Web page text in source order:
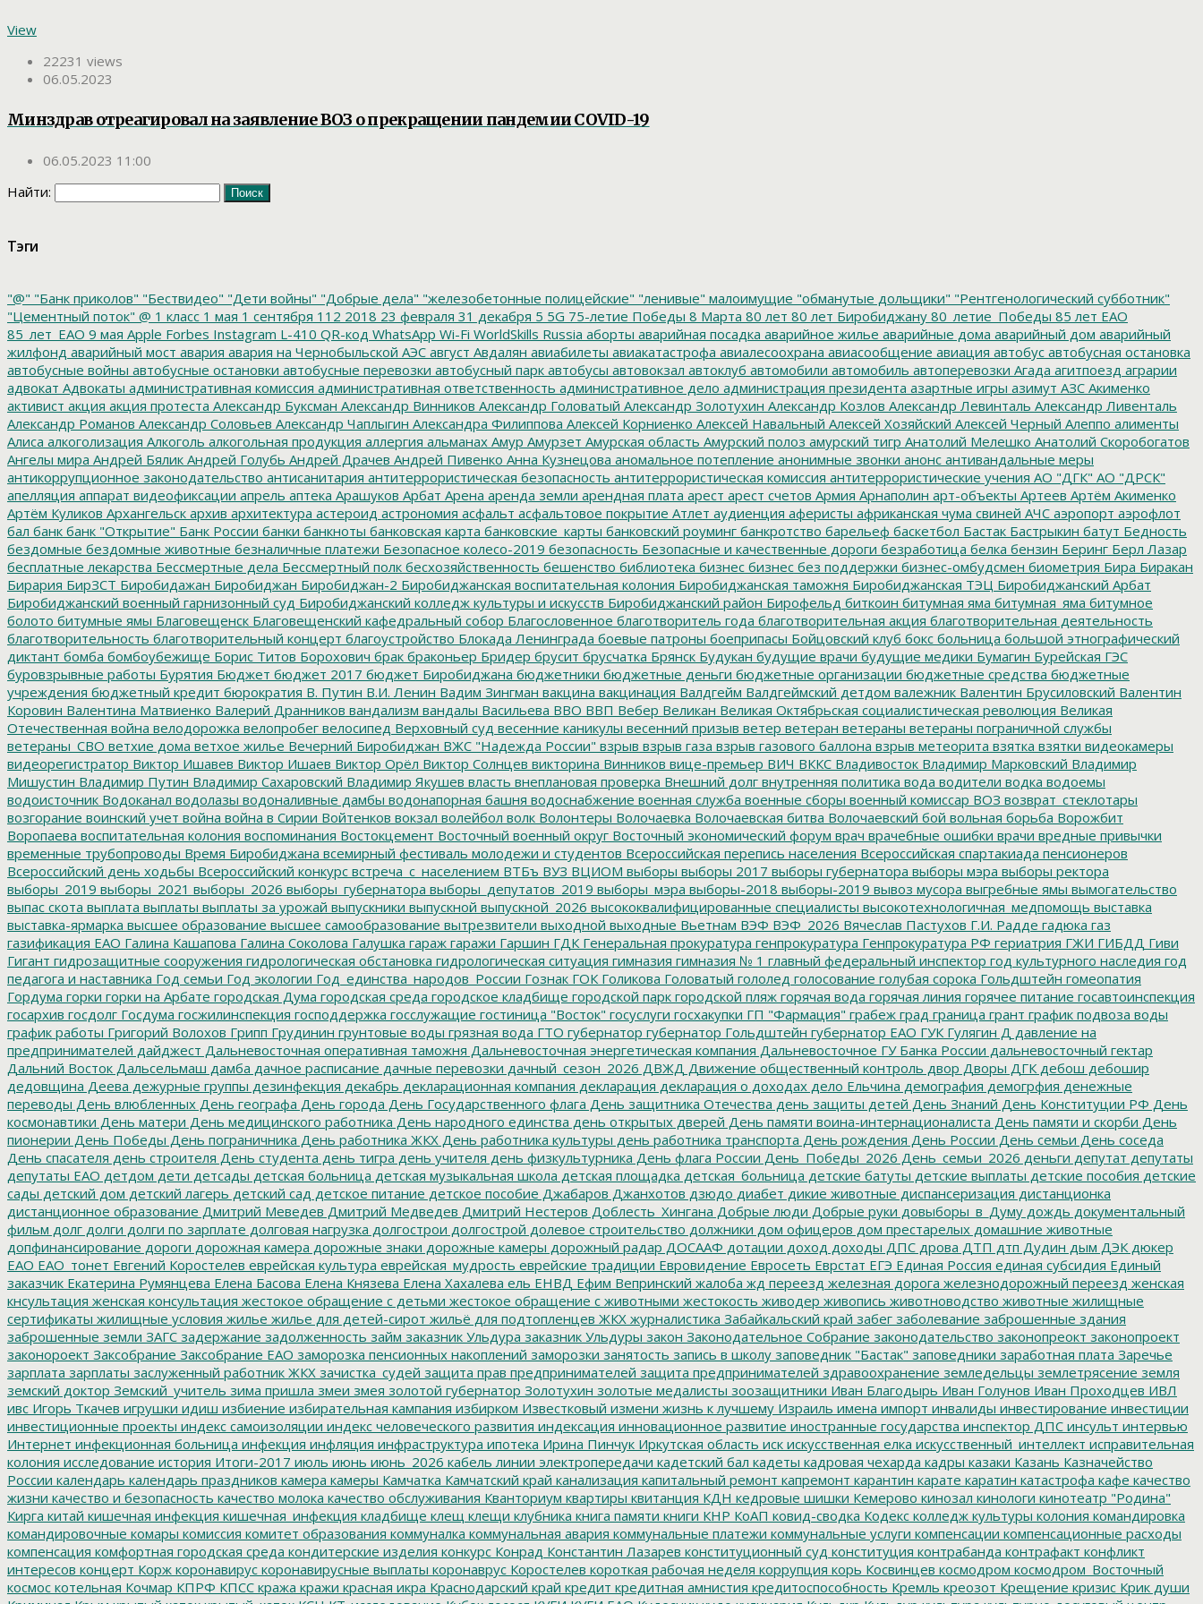
View
22231 views
06.05.2023
Минздрав отреагировал на заявление ВОЗ о прекращении пандемии COVID-19
06.05.2023 11:00
Найти:
Тэги
"@" "Банк приколов" "Бествидео" "Дети войны" "Добрые дела" "железобетонные полицейские" "ленивые" малоимущие "обманутые дольщики" "Рентгенологический субботник"
"Цементный поток" @ 1 класс 1 мая 1 сентября 112 2018 23 февраля 31 декабря 5 5G 75-летие Победы 8 Марта 80 лет 80 лет Биробиджану 80_летие_Победы 85 лет ЕАО
85_лет_ЕАО 9 мая Apple Forbes Instagram L-410 QR-код WhatsApp Wi-Fi WorldSkills Russia аборты аварийная посадка аварийное жилье аварийные дома аварийный дом аварийный
жилфонд аварийный мост авария авария на Чернобыльской АЭС август Авдалян авиабилеты авиакатастрофа авиалесоохрана авиасообщение авиация автобус автобусная остановка
автобусные войны автобусные остановки автобусные перевозки автобусный парк автобусы автовокзал автоклуб автомобили автомобиль автоперевозки Агада агитпоезд аграрии
адвокат Адвокаты административная комиссия административная ответственность административное дело администрация президента азартные игры азимут АЗС Акименко
активист акция акция протеста Александр Буксман Александр Винников Александр Головатый Александр Золотухин Александр Козлов Александр Левинталь Александр Ливенталь
Александр Романов Александр Соловьев Александр Чаплыгин Александра Филиппова Алексей Корниенко Алексей Навальный Алексей Хозяйский Алексей Черный Алеппо алименты
Алиса алкоголизация Алкоголь алкогольная продукция аллергия альманах Амур Амурзет Амурская область Амурский полоз амурский тигр Анатолий Мелешко Анатолий Скоробогатов
Ангелы мира Андрей Бялик Андрей Голубь Андрей Драчев Андрей Пивенко Анна Кузнецова аномальное потепление анонимные звонки анонс антивандальные меры
антикоррупционное законодательство антисанитария антитеррористическая безопасность антитеррористическая комиссия антитеррористические учения АО "ДГК" АО "ДРСК"
апелляция аппарат видеофиксации апрель аптека Арашуков Арбат Арена аренда земли арендная плата арест арест счетов Армия Арнаполин арт-объекты Артеев Артём Акименко
Артём Куликов Архангельск архив архитектура астероид астрономия асфальт асфальтовое покрытие Атлет аудиенция аферисты африканская чума свиней АЧС аэропорт аэрофлот
бал банк банк "Открытие" Банк России банки банкноты банковская карта банковские_карты банковский роуминг банкротство барельеф баскетбол Бастак Бастрыкин батут Бедность
бездомные бездомные животные безналичные платежи Безопасное колесо-2019 безопасность Безопасные и качественные дороги безработица белка бензин Беринг Берл Лазар
бесплатные лекарства Бессмертные дела Бессмертный полк бесхозяйственность бешенство библиотека бизнес бизнес без поддержки бизнес-омбудсмен биометрия Бира Биракан
Бирария БирЗСТ Биробидажан Биробиджан Биробиджан-2 Биробиджанская воспитательная колония Биробиджанская таможня Биробиджанская ТЭЦ Биробиджанский Арбат
Биробиджанский военный гарнизонный суд Биробиджанский колледж культуры и искусств Биробиджанский район Бирофельд биткоин битумная яма битумная_яма битумное
болото битумные ямы Благовещенск Благовещенский кафедральный собор Благословенное благотворитель года благотворительная акция благотворительная деятельность
благотворительность благотворительный концерт благоустройство Блокада Ленинграда боевые патроны боеприпасы Бойцовский клуб бокс больница большой этнографический
диктант бомба бомбоубежище Борис Титов Борохович брак браконьер Бридер брусит брусчатка Брянск Будукан будущие врачи будущие медики Бумагин Бурейская ГЭС
буровзрывные работы Бурятия Бюджет бюджет 2017 бюджет Биробиджана бюджетники бюджетные деньги бюджетные организации бюджетные средства бюджетные
учреждения бюджетный кредит бюрократия В. Путин В.И. Ленин Вадим Зингман вакцина вакцинация Валдгейм Валдгеймский детдом валежник Валентин Брусиловский Валентин
Коровин Валентина Матвиенко Валерий Дранников вандализм вандалы Васильева ВВО ВВП Вебер Великан Великая Октябрьская социалистическая революция Великая
Отечественная война велодорожка велопробег велосипед Верховный суд весенние каникулы весенний призыв ветер ветеран ветераны ветераны пограничной службы
ветераны_СВО ветхие дома ветхое жилье Вечерний Биробиджан ВЖС "Надежда России" взрыв взрыв газа взрыв газового баллона взрыв метеорита взятка взятки видеокамеры
видеорегистратор Виктор Ишавев Виктор Ишаев Виктор Орёл Виктор Солнцев викторина Винников вице-премьер ВИЧ ВККС Владивосток Владимир Марковский Владимир
Мишустин Владимир Путин Владимир Сахаровский Владимир Якушев власть внеплановая проверка Внешний долг внутренняя политика вода водители водка водоемы
водоисточник Водоканал водолазы водоналивные дамбы водонапорная башня водоснабжение военная служба военные сборы военный комиссар ВОЗ возврат_стеклотары
возгорание воинский учет война война в Сирии Войтенков вокзал волейбол волк Волонтеры Волочаевка Волочаевская битва Волочаевский бой вольная борьба Ворожбит
Воропаева воспитательная колония воспоминания Востокцемент Восточный военный округ Восточный экономический форум врач врачебные ошибки врачи вредные привычки
временные трубопроводы Время Биробиджана всемирный фестиваль молодежи и студентов Всероссийская перепись населения Всероссийская спартакиада пенсионеров
Всероссийский день ходьбы Всероссийский конкурс встреча_с_населением ВТБъ ВУЗ ВЦИОМ выборы выборы 2017 выборы губернатора выборы мэра выборы ректора
выборы_2019 выборы_2021 выборы_2026 выборы_губернатора выборы_депутатов_2019 выборы_мэра выборы-2018 выборы-2019 вывоз мусора выгребные ямы вымогательство
выпас скота выплата выплаты выплаты за урожай выпускники выпускной выпускной_2026 высококвалифицированные специалисты высокотехнологичная_медпомощь выставка
выставка-ярмарка высшее образование высшее самообразование вытрезвители выходной выходные Вьетнам ВЭФ ВЭФ_2026 Вячеслав Пастухов Г.И. Радде гадюка газ
газификация ЕАО Галина Кашапова Галина Соколова Галушка гараж гаражи Гаршин ГДК Генеральная прокуратура генпрокуратура Генпрокуратура РФ гериатрия ГЖИ ГИБДД Гиви
Гигант гидрозащитные сооружения гидрологическая обстановка гидрологическая ситуация гимназия гимназия № 1 главный федеральный инспектор год культурного наследия год
педагога и наставника Год семьи Год экологии Год_единства_народов_России Гознак ГОК Голикова Головатый гололед голосование голубая сорока Гольдштейн гомеопатия
Гордума горки горки на Арбате городская Дума городская среда городское кладбище городской парк городской пляж горячая вода горячая линия горячее питание госавтоинспекция
госархив госдолг Госдума госжилинспекция господдержка госслужащие гостиница "Восток" госуслуги госхакупки ГП "Фармация" грабеж град граница грант график подвоза воды
график работы Григорий Волохов Грипп Грудинин грунтовые воды грязная вода ГТО губернатор губернатор Гольдштейн губернатор ЕАО ГУК Гулягин Д давление на
предпринимателей дайджест Дальневосточная оперативная таможня Дальневосточная энергетическая компания Дальневосточное ГУ Банка России дальневосточный гектар
Дальний Восток Дальсельмаш дамба дачное расписание дачные перевозки дачный_сезон_2026 ДВЖД Движение общественный контроль двор Дворы ДГК дебош дебошир
дедовщина Деева дежурные группы дезинфекция декабрь декларационная компания декларация декларация о доходах дело Ельчина демография демогрфия денежные
переводы День влюбленных День географа День города День Государственного флага День защитника Отечества день защиты детей День Знаний День Конституции РФ День
космонавтики День матери День медицинского работника День народного единства день открытых дверей День памяти воина-интернационалиста День памяти и скорби День
пионерии День Победы День пограничника День работника ЖКХ День работника культуры день работника транспорта День рождения День России День семьи День соседа
День спасателя день строителя День студента день тигра день учителя день физкультурника День флага России День_Победы_2026 День_семьи_2026 деньги депутат депутаты
депутаты ЕАО детдом дети детсады детская больница детская музыкальная школа детская площадка детская_больница детские батуты детские выплаты детские пособия детские
сады детский дом детский лагерь детский сад детское питание детское пособие Джабаров Джанхотов дзюдо диабет дикие животные диспансеризация дистанционка
дистанционное образование Дмитрий Меведев Дмитрий Медведев Дмитрий Нестеров Доблесть_Хингана Добрые люди Добрые руки довыборы_в_Думу дождь документальный
фильм долг долги долги по зарплате долговая нагрузка долгострои долгострой долевое строительство должники дом офицеров дом престарелых домашние животные
допфинансирование дороги дорожная камера дорожные знаки дорожные камеры дорожный радар ДОСААФ дотации доход доходы ДПС дрова ДТП дтп Дудин дым ДЭК дюкер
ЕАО ЕАО_тонет Евгений Коростелев еврейская культура еврейская_мудрость еврейские традиции Евровидение Евросеть Еврстат ЕГЭ Единая Россия единая субсидия Единый
заказчик Екатерина Румянцева Елена Басова Елена Князева Елена Хахалева ель ЕНВД Ефим Вепринский жалоба жд переезд железная дорога железнодорожный переезд женская
кнсультация женская консультация жестокое обращение с детьми жестокое обращение с животными жестокость живодер живопись животноводство животные жилищные
сертификаты жилищные условия жилье жилье для детей-сирот жильё для подтопленцев ЖКХ журналистика Забайкальский край забег заболевание заброшенные здания
заброшенные земли ЗАГС задержание задолженность займ заказник Ульдура заказник Ульдуры закон Законодательное Собрание законодательство законопреокт законопроект
законороект Заксобрание Заксобрание ЕАО заморозка пенсионных накоплений заморозки занятость запись в школу заповедник "Бастак" заповедники заработная плата Заречье
зарплата зарплаты заслуженный работник ЖКХ зачистка_судей защита прав предпринимателей защита предпринимателей здравоохранение земледельцы землетрясение земля
земский доктор Земский_учитель зима пришла змеи змея золотой губернатор Золотухин золотые медалисты зоозащитники Иван Благодырь Иван Голунов Иван Проходцев ИВЛ
ивс Игорь Ткачев игрушки идиш избиение избирательная кампания избирком Известковый измени жизнь к лучшему Израиль имена импорт инвалиды инвестирование инвестиции
инвестиционные проекты индекс самоизоляции индекс человеческого развития индексация инновационное развитие иностранные государства инспектор ДПС инсульт интервью
Интернет инфекционная больница инфекция инфляция инфраструктура ипотека Ирина Пинчук Иркутская область иск искусственная елка искусственный_интеллект исправительная
колония исследование история Итоги-2017 июль июнь июнь_2026 кабель линии электропередачи кадетский бал кадеты кадровая чехарда кадры казаки Казань Казначейство
России календарь календарь праздников камера камеры Камчатка Камчатский край канализация капитальный ремонт капремонт карантин карате каратин катастрофа кафе качество
жизни качество и безопасность качество молока качество обслуживания Кванториум квартиры квитанция КДН кедровые шишки Кемерово кинозал кинологи кинотеатр "Родина"
Кирга китай кишечная инфекция кишечная_инфекция кладбище клещ клещи клубника книга памяти книги КНР КоАП ковид-сводка Кодекс колледж культуры колония командировка
командировочные комары комиссия комитет образования коммуналка коммунальная авария коммунальные платежи коммунальные услуги компенсации компенсационные расходы
компенсация комфортная городская среда кондитерские изделия конкурс Конрад Константин Лазарев конституционный суд конституция контрабанда контрафакт конфликт
интересов концерт Корж коронавирус коронавирусные выплаты коронаврус Коростелев короткая рабочая неделя коррупция корь Косвинцев космодром космодром_Восточный
космос котельная Кочмар КПРФ КПСС кража кражи красная икра Краснодарский край кредит кредитная амнистия кредитоспособность Кремль креозот Крещение кризис Крик души